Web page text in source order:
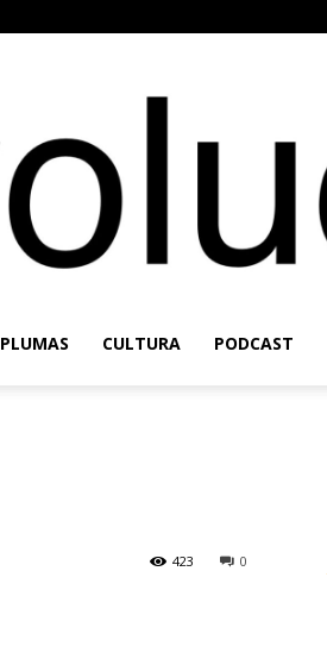
PLUMAS CULTURA PODCAST
0
423